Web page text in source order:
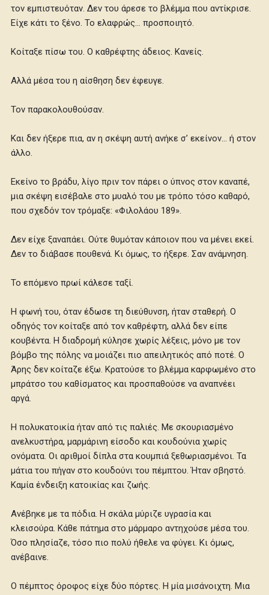
τον εμπιστευόταν. Δεν του άρεσε το βλέμμα που αντίκρισε.
Είχε κάτι το ξένο. Το ελαφρώς… προσποιητό.
Κοίταξε πίσω του. Ο καθρέφτης άδειος. Κανείς.
Αλλά μέσα του η αίσθηση δεν έφευγε.
Τον παρακολουθούσαν.
Και δεν ήξερε πια, αν η σκέψη αυτή ανήκε σ’ εκείνον… ή στον
άλλο.
Εκείνο το βράδυ, λίγο πριν τον πάρει ο ύπνος στον καναπέ,
μια σκέψη εισέβαλε στο μυαλό του με τρόπο τόσο καθαρό,
που σχεδόν τον τρόμαξε: «Φιλολάου 189».
Δεν είχε ξαναπάει. Ούτε θυμόταν κάποιον που να μένει εκεί.
Δεν το διάβασε πουθενά. Κι όμως, το ήξερε. Σαν ανάμνηση.
Το επόμενο πρωί κάλεσε ταξί.
Η φωνή του, όταν έδωσε τη διεύθυνση, ήταν σταθερή. Ο
οδηγός τον κοίταξε από τον καθρέφτη, αλλά δεν είπε
κουβέντα. Η διαδρομή κύλησε χωρίς λέξεις, μόνο με τον
βόμβο της πόλης να μοιάζει πιο απειλητικός από ποτέ. Ο
Άρης δεν κοίταζε έξω. Κρατούσε το βλέμμα καρφωμένο στο
μπράτσο του καθίσματος και προσπαθούσε να αναπνέει
αργά.
Η πολυκατοικία ήταν από τις παλιές. Με σκουριασμένο
ανελκυστήρα, μαρμάρινη είσοδο και κουδούνια χωρίς
ονόματα. Οι αριθμοί δίπλα στα κουμπιά ξεθωριασμένοι. Τα
μάτια του πήγαν στο κουδούνι του πέμπτου. Ήταν σβηστό.
Καμία ένδειξη κατοικίας και ζωής.
Ανέβηκε με τα πόδια. Η σκάλα μύριζε υγρασία και
κλεισούρα. Κάθε πάτημα στο μάρμαρο αντηχούσε μέσα του.
Όσο πλησίαζε, τόσο πιο πολύ ήθελε να φύγει. Κι όμως,
ανέβαινε.
Ο πέμπτος όροφος είχε δύο πόρτες. Η μία μισάνοιχτη. Μια